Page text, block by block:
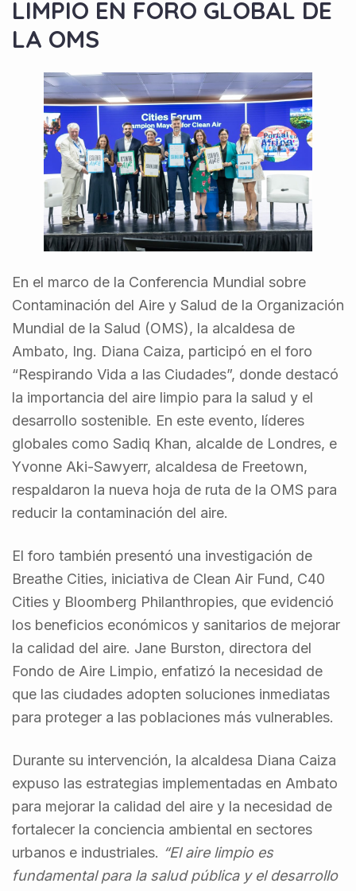
LIMPIO EN FORO GLOBAL DE
LA OMS
En el marco de la Conferencia Mundial sobre
Contaminación del Aire y Salud de la Organización
Mundial de la Salud (OMS), la alcaldesa de
Ambato, Ing. Diana Caiza, participó en el foro
“Respirando Vida a las Ciudades”, donde destacó
la importancia del aire limpio para la salud y el
desarrollo sostenible. En este evento, líderes
globales como Sadiq Khan, alcalde de Londres, e
Yvonne Aki-Sawyerr, alcaldesa de Freetown,
respaldaron la nueva hoja de ruta de la OMS para
reducir la contaminación del aire.
El foro también presentó una investigación de
Breathe Cities, iniciativa de Clean Air Fund, C40
Cities y Bloomberg Philanthropies, que evidenció
los beneficios económicos y sanitarios de mejorar
la calidad del aire. Jane Burston, directora del
Fondo de Aire Limpio, enfatizó la necesidad de
que las ciudades adopten soluciones inmediatas
para proteger a las poblaciones más vulnerables.
Durante su intervención, la alcaldesa Diana Caiza
expuso las estrategias implementadas en Ambato
para mejorar la calidad del aire y la necesidad de
fortalecer la conciencia ambiental en sectores
urbanos e industriales. “El aire limpio es
fundamental para la salud pública y el desarrollo